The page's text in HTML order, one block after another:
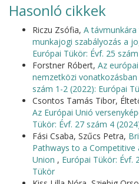
Hasonló cikkek
Riczu Zsófia, A
munkajogi szabályozás a
Európai Tükör: Évf. 25
Forstner Róbert, Az
nemzetközi vonatkozásban
szám 1-2 (2022): Európai
Csontos Tamás Tibor,
Az Európai Unió
Tükör: Évf. 27 szám 4
Fási Csaba, Szűcs Petra,
Pathways to a Competitive
Union , Európai Tükör: Évf.
Tükör